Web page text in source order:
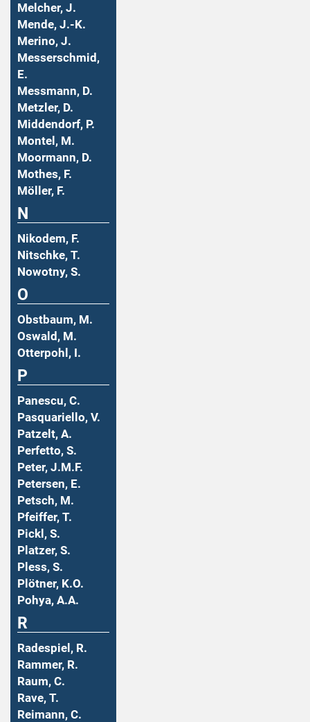
Melcher, J.
Mende, J.-K.
Merino, J.
Messerschmid,
E.
Messmann, D.
Metzler, D.
Middendorf, P.
Montel, M.
Moormann, D.
Mothes, F.
Möller, F.
N
Nikodem, F.
Nitschke, T.
Nowotny, S.
O
Obstbaum, M.
Oswald, M.
Otterpohl, I.
P
Panescu, C.
Pasquariello, V.
Patzelt, A.
Perfetto, S.
Peter, J.M.F.
Petersen, E.
Petsch, M.
Pfeiffer, T.
Pickl, S.
Platzer, S.
Pless, S.
Plötner, K.O.
Pohya, A.A.
R
Radespiel, R.
Rammer, R.
Raum, C.
Rave, T.
Reimann, C.